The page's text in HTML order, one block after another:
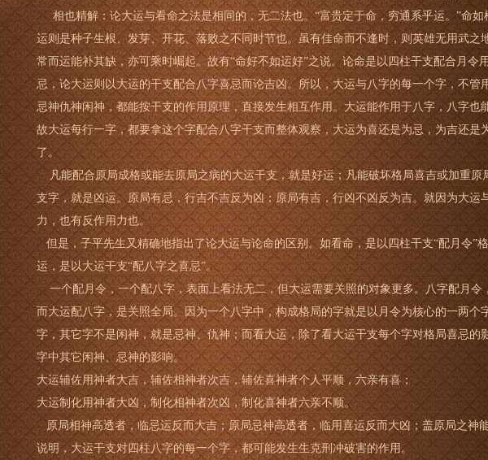
相也精解：论大运与看命之法是相同的，无二法也。“富贵定于命，穷通系乎运。”命如
运则是种子生根、发芽、开花、落败之不同时节也。虽有佳命而不逢时，则英雄无用武之
常而运能补其缺，亦可乘时崛起。故有“命好不如运好”之说。论命是以四柱干支配合月令
忌，论大运则以大运的干支配合八字喜忌而论吉凶。所以，大运与八字的每一个字，不管
忌神仇神闲神，都能按干支的作用原理，直接发生相互作用。大运能作用于八字，八字也
故大运每行一字，都要拿这个字配合八字干支而整体观察，大运为喜还是为忌，为吉还是
了。
凡能配合原局成格或能去原局之病的大运干支，就是好运；凡能破坏格局喜吉或加重原
支字，就是凶运。原局有忌，行吉不吉反为凶；原局有吉，行凶不凶反为吉。就因为大运
力，也有反作用力也。
但是，子平先生又精确地指出了论大运与论命的区别。如看命，是以四柱干支“配月令”
运，是以大运干支“配八字之喜忌”。
一个配月令，一个配八字，表面上看法无二，但大运需要关照的对象更多。八字配月令
而大运配八字，是关照全局。因为一个八字中，构成格局的字就是以月令为核心的一两个
字，其它字不是闲神，就是忌神、仇神；而看大运，除了看大运干支每个字对格局喜忌的
字中其它闲神、忌神的影响。
大运辅佐用神者大吉，辅佐相神者次吉，辅佐喜神者个人平顺，六亲有喜；
大运制化用神者大凶，制化相神者次凶，制化喜神者六亲不顺。
原局相神高透者，临忌运反而大吉；原局忌神高透者，临用喜运反而大凶；盖原局之神
说明，大运干支对四柱八字的每一个字，都可能发生生克刑冲破害的作用。